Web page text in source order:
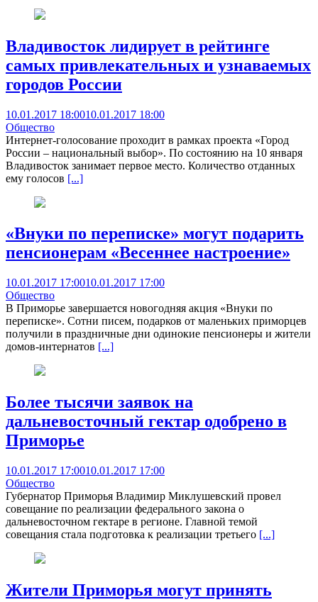
Владивосток лидирует в рейтинге
самых привлекательных и узнаваемых
городов России
10.01.2017 18:0010.01.2017 18:00
Общество
Интернет-голосование проходит в рамках проекта «Город
России – национальный выбор». По состоянию на 10 января
Владивосток занимает первое место. Количество отданных
ему голосов [...]
«Внуки по переписке» могут подарить
пенсионерам «Весеннее настроение»
10.01.2017 17:0010.01.2017 17:00
Общество
В Приморье завершается новогодняя акция «Внуки по
переписке». Сотни писем, подарков от маленьких приморцев
получили в праздничные дни одинокие пенсионеры и жители
домов-интернатов [...]
Более тысячи заявок на
дальневосточный гектар одобрено в
Приморье
10.01.2017 17:0010.01.2017 17:00
Общество
Губернатор Приморья Владимир Миклушевский провел
совещание по реализации федерального закона о
дальневосточном гектаре в регионе. Главной темой
совещания стала подготовка к реализации третьего [...]
Жители Приморья могут принять